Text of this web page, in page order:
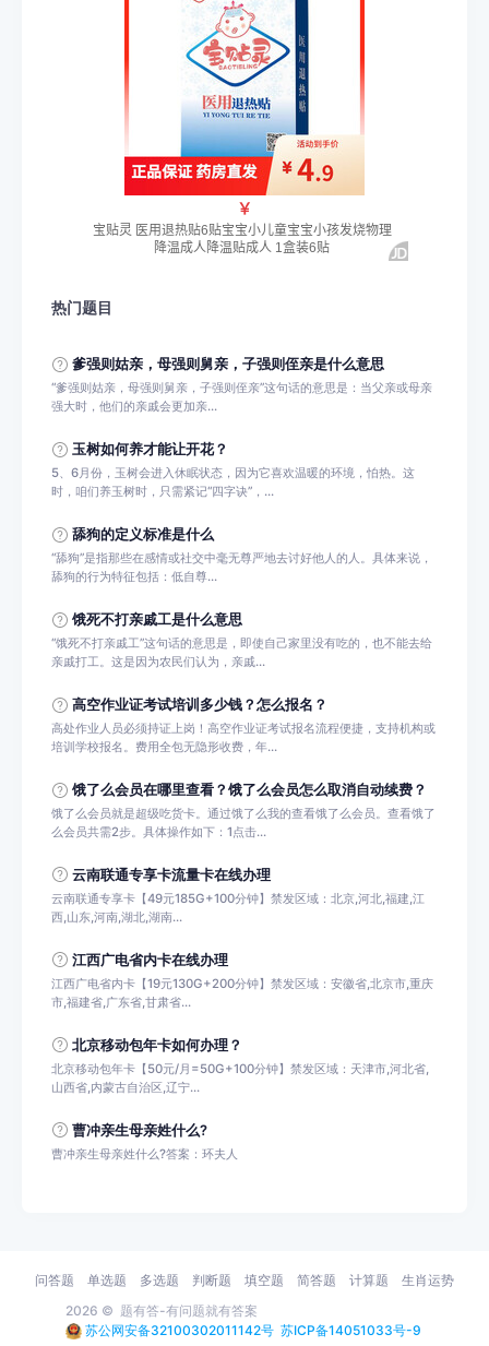
热门题目
爹强则姑亲，‌母强则舅亲，‌子强则侄亲是什么意思
‌“‌爹强则姑亲，‌母强则舅亲，‌子强则侄亲”这句话的意思是：当父亲或母亲
强大时，他们的亲戚会更加亲...
玉树如何养才能让开花？
5、6月份，玉树会进入休眠状态，因为它喜欢温暖的环境，怕热。这
时，咱们养玉树时，只需紧记“四字诀”，...
舔狗的定义标准是什么
‌“舔狗”是指那些在感情或社交中毫无尊严地去讨好他人的人。‌具体来说，
舔狗的行为特征包括：‌‌低自尊...
饿死不打亲戚工是什么意思
“饿死不打亲戚工”这句话的意思是，即使自己家里没有吃的，也不能去给
亲戚打工。这是因为农民们认为，亲戚...
高空作业证考试培训多少钱？怎么报名？
高处作业人员必须持证上岗！高空作业证考试报名流程便捷，支持机构或
培训学校报名。费用全包无隐形收费，年...
饿了么会员在哪里查看？饿了么会员怎么取消自动续费？
饿了么会员就是超级吃货卡。通过饿了么我的查看饿了么会员。查看饿了
么会员共需2步。具体操作如下：1点击...
云南联通专享卡流量卡在线办理
云南联通专享卡【49元185G+100分钟】禁发区域：北京,河北,福建,江
西,山东,河南,湖北,湖南...
江西广电省内卡在线办理
江西广电省内卡【19元130G+200分钟】禁发区域：安徽省,北京市,重庆
市,福建省,广东省,甘肃省...
北京移动包年卡如何办理？
北京移动包年卡【50元/月=50G+100分钟】禁发区域：天津市,河北省,
山西省,内蒙古自治区,辽宁...
曹冲亲生母亲姓什么?
曹冲亲生母亲姓什么?答案：环夫人
2026 © 题有答-有问题就有答案
苏公网安备32100302011142号 苏ICP备14051033号-9
问答题 单选题 多选题 判断题 填空题 简答题 计算题 生肖运势